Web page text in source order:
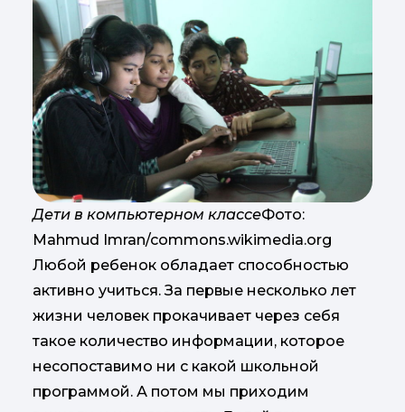
Дети в компьютерном классеФото:
Mahmud Imran/commons.wikimedia.org
Любой ребенок обладает способностью
активно учиться. За первые несколько лет
жизни человек прокачивает через себя
такое количество информации, которое
несопоставимо ни с какой школьной
программой. А потом мы приходим